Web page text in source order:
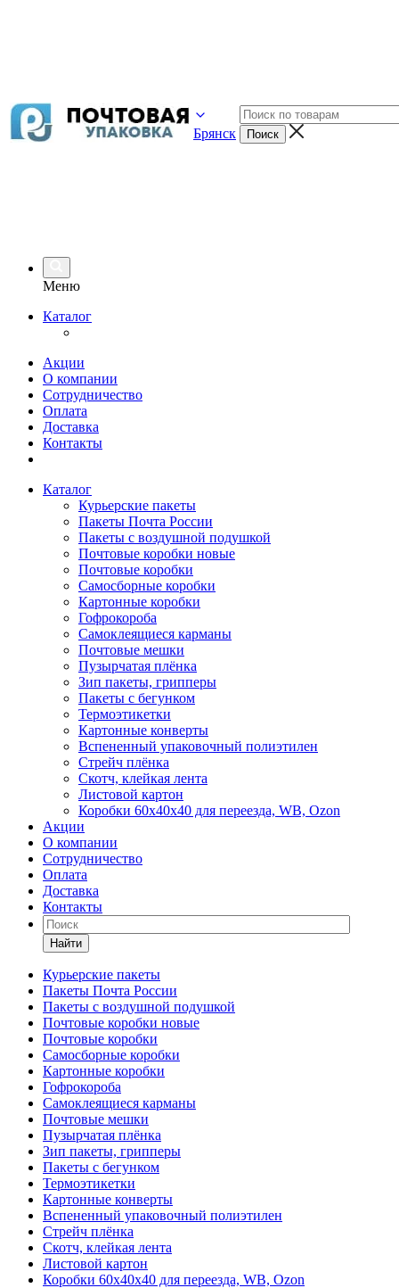
Брянск
Меню
Каталог
Акции
О компании
Сотрудничество
Оплата
Доставка
Контакты
Каталог
Курьерские пакеты
Пакеты Почта России
Пакеты с воздушной подушкой
Почтовые коробки новые
Почтовые коробки
Самосборные коробки
Картонные коробки
Гофрокороба
Самоклеящиеся карманы
Почтовые мешки
Пузырчатая плёнка
Зип пакеты, грипперы
Пакеты с бегунком
Термоэтикетки
Картонные конверты
Вспененный упаковочный полиэтилен
Стрейч плёнка
Скотч, клейкая лента
Листовой картон
Коробки 60х40х40 для переезда, WB, Ozon
Акции
О компании
Сотрудничество
Оплата
Доставка
Контакты
Найти
Курьерские пакеты
Пакеты Почта России
Пакеты с воздушной подушкой
Почтовые коробки новые
Почтовые коробки
Самосборные коробки
Картонные коробки
Гофрокороба
Самоклеящиеся карманы
Почтовые мешки
Пузырчатая плёнка
Зип пакеты, грипперы
Пакеты с бегунком
Термоэтикетки
Картонные конверты
Вспененный упаковочный полиэтилен
Стрейч плёнка
Скотч, клейкая лента
Листовой картон
Коробки 60х40х40 для переезда, WB, Ozon